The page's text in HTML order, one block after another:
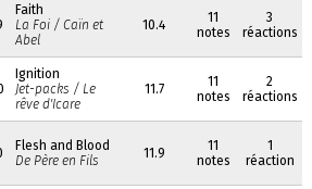
Faith
La Foi / Caïn et
Abel
10.4
11
notes
3
réactions
Ignition
Jet-packs / Le
rêve d'Icare
11.7
11
notes
2
réactions
Flesh and Blood
De Père en Fils
11.9
11
notes
1
réaction